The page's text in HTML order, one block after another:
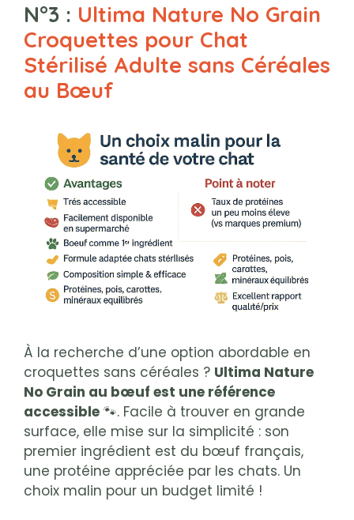
N°3 : Ultima Nature No Grain
Croquettes pour Chat
Stérilisé Adulte sans Céréales
au Bœuf
À la recherche d’une option abordable en
croquettes sans céréales ? Ultima Nature
No Grain au bœuf est une référence
accessible 🐾. Facile à trouver en grande
surface, elle mise sur la simplicité : son
premier ingrédient est du bœuf français,
une protéine appréciée par les chats. Un
choix malin pour un budget limité !